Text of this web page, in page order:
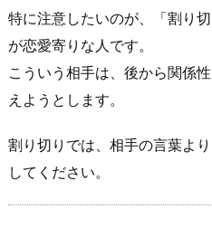
2.
な
い
相
の
典
特に注意したいのが、「割り
が恋愛寄りな人です。
こういう相手は、後から関係
えようとします。
割り切りでは、相手の言葉よ
してください。